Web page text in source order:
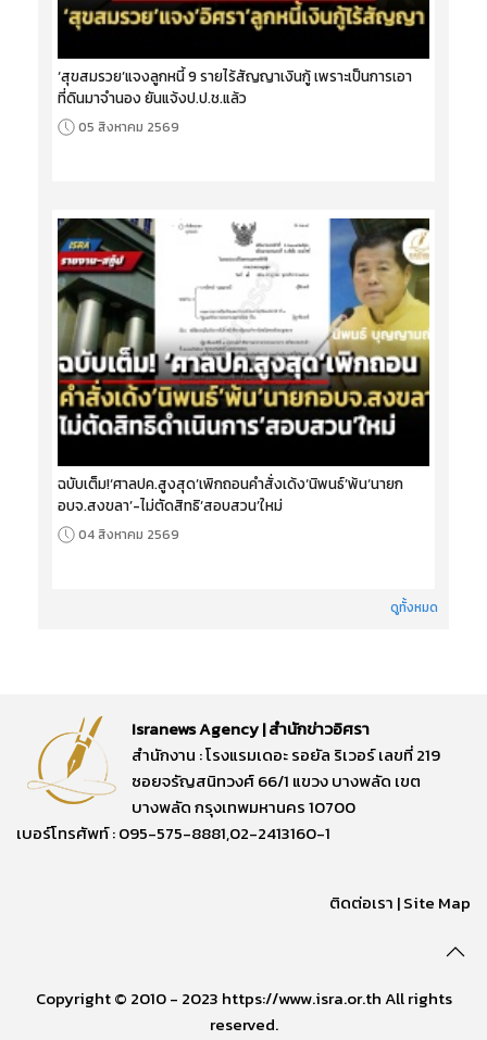
‘สุขสมรวย’แจงลูกหนี้ 9 รายไร้สัญญาเงินกู้ เพราะเป็นการเอา
ที่ดินมาจำนอง ยันแจ้งป.ป.ช.แล้ว
05 สิงหาคม 2569
ฉบับเต็ม!‘ศาลปค.สูงสุด’เพิกถอนคำสั่งเด้ง‘นิพนธ์’พ้น‘นายก
อบจ.สงขลา’-ไม่ตัดสิทธิ‘สอบสวน’ใหม่
04 สิงหาคม 2569
ดูทั้งหมด
Isranews Agency | สำนักข่าวอิศรา
สำนักงาน : โรงแรมเดอะ รอยัล ริเวอร์ เลขที่ 219
ซอยจรัญสนิทวงศ์ 66/1 แขวง บางพลัด เขต
บางพลัด กรุงเทพมหานคร 10700
เบอร์โทรศัพท์ : 095-575-8881,02-2413160-1
ติดต่อเรา |Site Map
Copyright © 2010 - 2023 https://www.isra.or.th All rights
reserved.